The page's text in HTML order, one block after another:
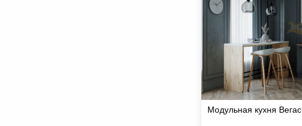
Модульная кухня Вегас